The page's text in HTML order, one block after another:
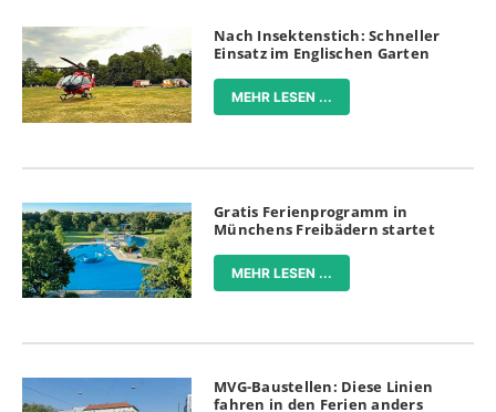
Nach Insektenstich: Schneller
Einsatz im Englischen Garten
MEHR LESEN ...
Gratis Ferienprogramm in
Münchens Freibädern startet
MEHR LESEN ...
MVG-Baustellen: Diese Linien
fahren in den Ferien anders